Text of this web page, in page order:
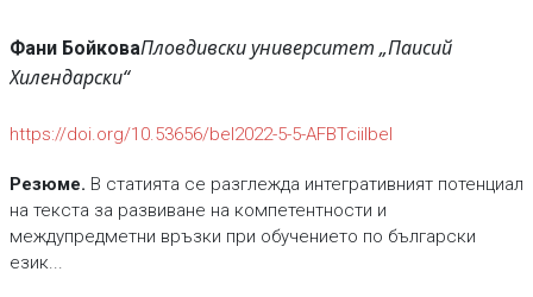
Фани БойковаПловдивски университет „Паисий
Хилендарски“
https://doi.org/10.53656/bel2022-5-5-AFBTciilbel
Резюме. В статията се разглежда интегративният потенциал
на текста за развиване на компетентности и
междупредметни връзки при обучението по български
език...